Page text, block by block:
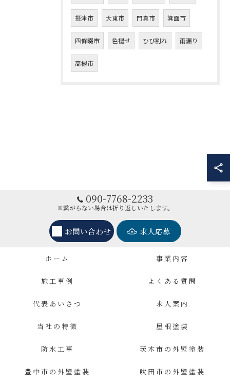
摂津市 大東市 門真市 箕面市
四條畷市 色褪せ ひび割れ 雨漏り
高槻市
090-7768-2233
※繋がらない場合は折り返しいたします。
お問い合わせ 求人応募
ホーム 事業内容
施工事例 よくある質問
代表あいさつ 求人案内
当社の特徴 屋根塗装
防水工事 茨木市の外壁塗装
豊中市の外壁塗装 吹田市の外壁塗装